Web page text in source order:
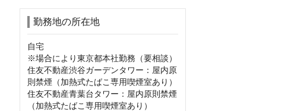
勤務地の所在地
自宅
※場合により東京都本社勤務（要相談）
住友不動産渋谷ガーデンタワー：屋内原
則禁煙（加熱式たばこ専用喫煙室あり）
住友不動産青葉台タワー：屋内原則禁煙
（加熱式たばこ専用喫煙室あり）